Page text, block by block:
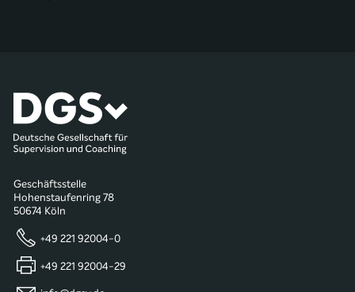
Geschäftsstelle
Hohenstaufenring 78
50674 Köln
+49 221 92004-0
+49 221 92004-29